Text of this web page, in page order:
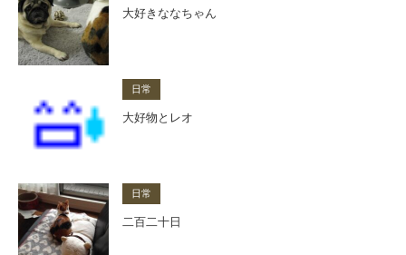
大好きななちゃん
日常
大好物とレオ
日常
二百二十日